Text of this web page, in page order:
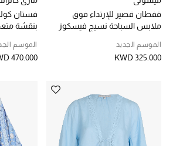
هدايا مُعبرة
تسوقوا المجوهرات
تسوقوا جميع الهدايا
بطاقة الهدايا الإلكترونية
قفطان قصير للإرتداء فوق
ملابس السباحة نسيج فيسكوز
الموسم الجديد
KWD 325.000
فستان
بنقشة
الموسم
470.000